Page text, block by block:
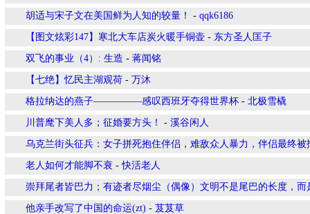
胡适与宋子文在美国鲜为人知的较量！ - qqk6186
【图文炫彩147】寒北大车店炭火暖手铜壶 - 东方圣人匡子
双飞的事业（4）: 生造 - 蒋闻铭
【七绝】忆民主湖观荷 - 万沐
格拉纳达的燕子—————感叹西班牙夺得世界杯 - 北极雪橇
川普麾下美人多；征婚要方头！ - 溪谷闲人
乌克兰街头征兵：女子拼死抱住伴侣，难敌众人暴力，伴侣最终被
老人如何才能脚不衰 -快活老人
崇拜尾者皆巴力；有迹者尽烟尘（偶像）文明不是尾巴的长度，
他亲手改写了中国的命运(zt) - 芨芨草